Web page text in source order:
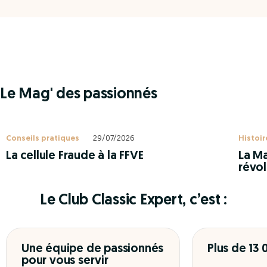
Le Mag' des passionnés
Conseils pratiques 29/07/2026
La cellule Fraude à la FFVE
La
Le Club Classic Expert, c’est :
Une équipe de passionnés
pour vous servir
Plus de 13